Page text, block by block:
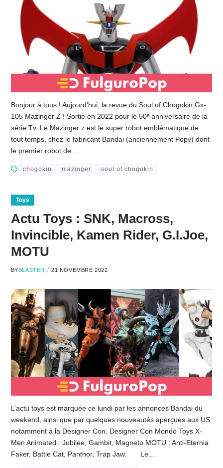
Bonjour à tous ! Aujourd’hui, la revue du Soul of Chogokin Gx-
105 Mazinger Z ! Sortie en 2022 pour le 50ᵉ anniversaire de la
série Tv. Le Mazinger z est le super robot emblématique de
tout temps, chez le fabricant Bandai (anciennement Popy) dont
le premier robot de…
chogokin mazinger soul of chogokin
Toys
Actu Toys : SNK, Macross,
Invincible, Kamen Rider, G.I.Joe,
MOTU
BY BLASTER 21 NOVEMBRE 2022
L’actu toys est marquée ce lundi par les annonces Bandai du
weekend, ainsi que par quelques nouveautés aperçues aux US
notamment à la Designer Con. Designer Con Mondo Toys X-
Men Animated : Jubilee, Gambit, Magneto MOTU : Anti-Eternia
Faker, Battle Cat, Panthor, Trap Jaw. Le…